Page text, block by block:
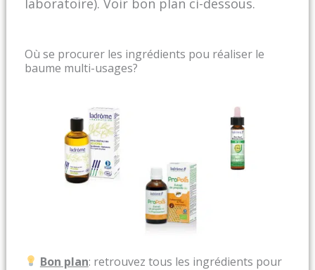
Où se procurer les ingrédients pou réaliser le
baume multi-usages?
Bon plan: retrouvez tous les ingrédients pour